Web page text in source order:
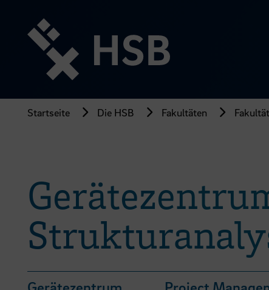
Seiteninhalt
springen
Startseite Die HSB Fakultäten